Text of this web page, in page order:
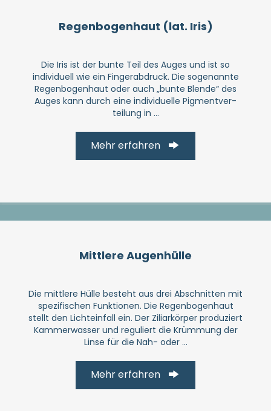
Regen­bogen­haut (lat. Iris)
Die Iris ist der bunte Teil des Auges und ist so
indivi­duell wie ein Finger­abdruck. Die soge­nannte
Regen­bogen­haut oder auch „bunte Blende“ des
Auges kann durch eine indivi­duelle Pigment­ver­
teilung in ...
Mehr erfahren
Mittlere Augenhülle
Die mittlere Hülle besteht aus drei Abschnitten mit
spezifischen Funktionen. Die Regenbogenhaut
stellt den Lichteinfall ein. Der Ziliarkörper produziert
Kammerwasser und reguliert die Krümmung der
Linse für die Nah- oder ...
Mehr erfahren